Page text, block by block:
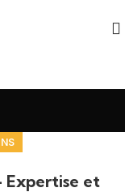
Expertise et